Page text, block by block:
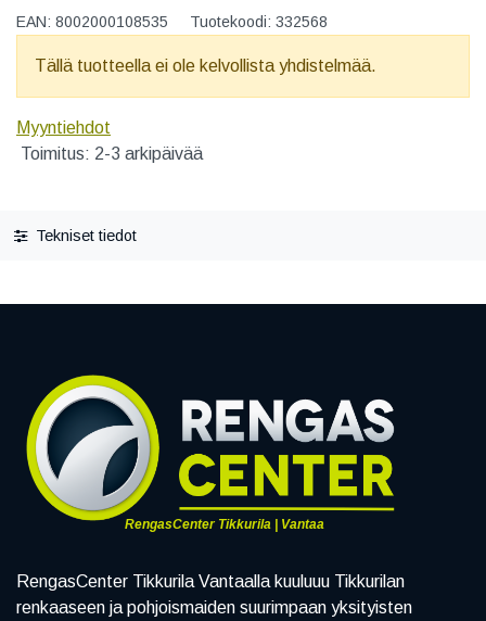
EAN: 8002000108535 Tuotekoodi: 332568
Tällä tuotteella ei ole kelvollista yhdistelmää.
Myyntiehdot
Toimitus: 2-3 arkipäivää
Tekniset tiedot
RengasCenter Tikkurila | Vantaa
RengasCenter Tikkurila Vantaalla kuuluuu Tikkurilan
renkaaseen ja pohjoismaiden suurimpaan yksityisten